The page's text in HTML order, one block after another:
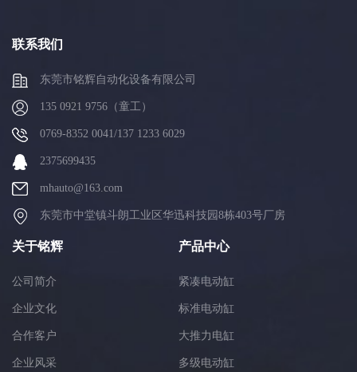
联系我们
东莞市铭辉自动化设备有限公司
135 0921 9756（童工）
0769-8352 0041/137 1233 6029
2375699435
mhauto@163.com
东莞市中堂镇斗朗工业区华迅科技园8栋403号厂房
关于铭辉
公司简介
企业文化
合作客户
企业风采
产品中心
紧凑电动缸
标准电动缸
大推力电缸
多级电动缸